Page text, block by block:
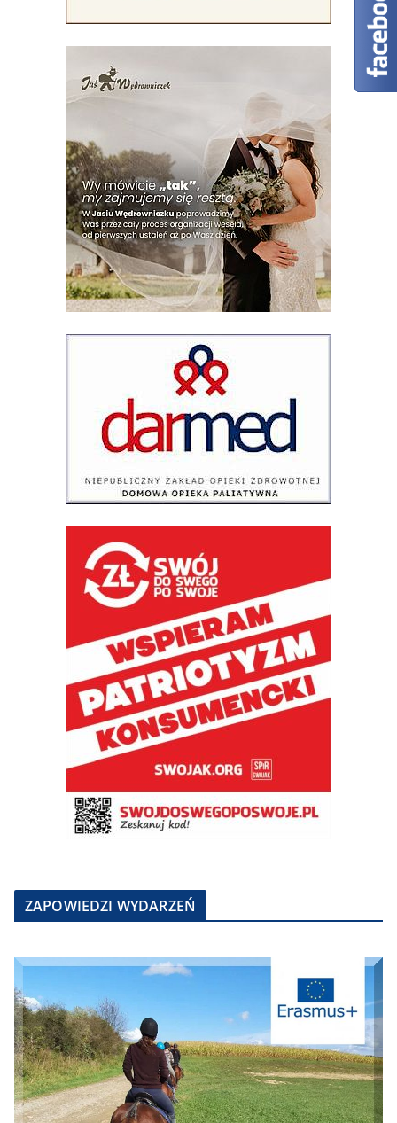
ZAPOWIEDZI WYDARZEŃ